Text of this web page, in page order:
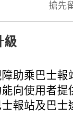
搶先
級
障助乘巴士報
向使用者提
報站及巴士